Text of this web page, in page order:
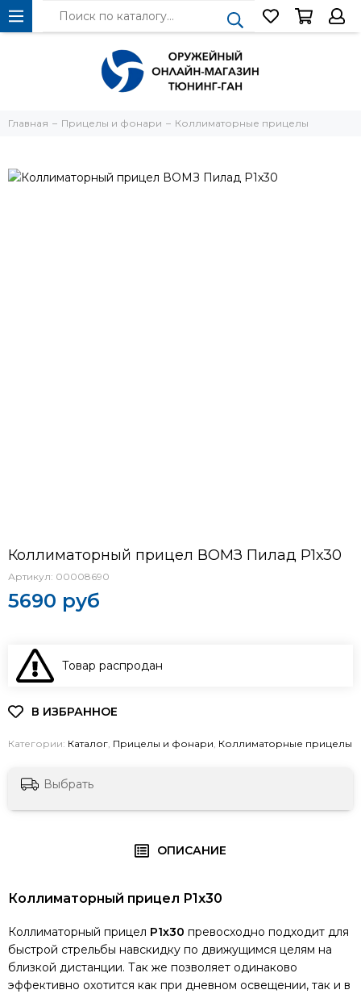
Главная Прицелы и фонари Коллиматорные прицелы
Коллиматорный прицел ВОМЗ Пилад Р1х30
Артикул: 00008690
5690 руб
Товар распродан
Категории: Каталог, Прицелы и фонари, Коллиматорные прицелы
Выбрать
ОПИСАНИЕ
Коллиматорный прицел Р1х30
Коллиматорный прицел Р1х30 превосходно подходит для
быстрой стрельбы навскидку по движущимся целям на
близкой дистанции. Так же позволяет одинаково
эффективно охотится как при дневном освещении, так и в